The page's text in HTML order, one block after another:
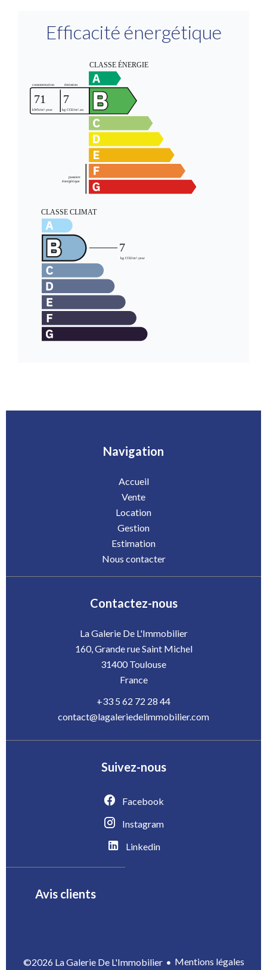
Efficacité énergétique
Navigation
Accueil
Vente
Location
Gestion
Estimation
Nous contacter
Contactez-nous
La Galerie De L'Immobilier
160, Grande rue Saint Michel
31400Toulouse
France
+33 5 62 72 28 44
contact@lagaleriedelimmobilier.com
Suivez-nous
Facebook
Instagram
Linkedin
Avis clients
©2026 La Galerie De L'Immobilier Mentions légales